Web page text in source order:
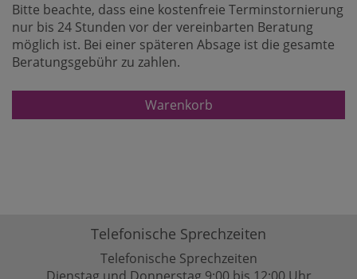
Bitte beachte, dass eine kostenfreie Terminstornierung
nur bis 24 Stunden vor der vereinbarten Beratung
möglich ist. Bei einer späteren Absage ist die gesamte
Beratungsgebühr zu zahlen.
Warenkorb
Telefonische Sprechzeiten
Telefonische Sprechzeiten